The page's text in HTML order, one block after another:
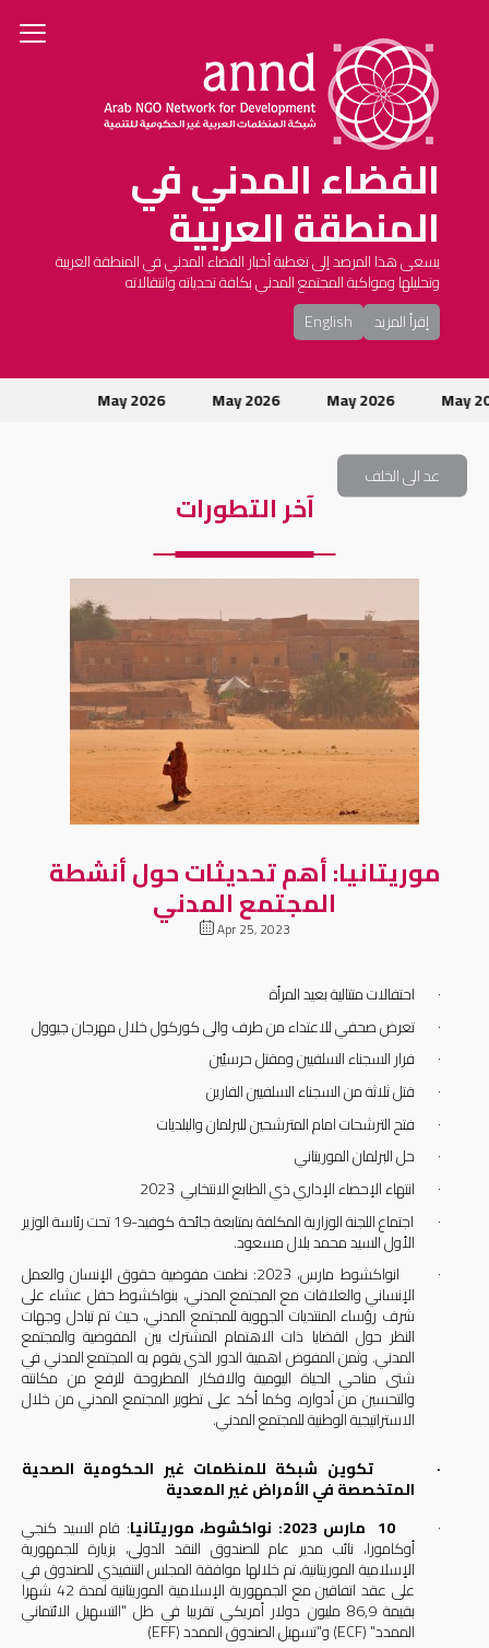
الفضاء المدني في
المنطقة العربية
يسعى هذا المرصد إلى تغطية أخبار الفضاء المدني في المنطقة العربية
وتحليلها ومواكبة المجتمع المدني بكافة تحدياته وانتقالاته
إقرأ المزيد
English
May 2026 May 2026 May 2026 May
آخر التطورات
عد الى الخلف
موريتانيا: أهم تحديثات حول أنشطة
المجتمع المدني
Apr 25, 2023
·
احتفالات متتالية بعيد المرأة
·
تعرض صحفي للاعتداء من طرف والى كوركول خلال مهرجان جيوول
·
فرار السجناء السلفيين ومقتل حرسيّين
·
قتل ثلاثة من السجناء السلفيين الفارين
·
فتح الترشحات امام المترشحين للبرلمان والبلديات
·
حل البرلمان الموريتاني
·
انتهاء الإحصاء الإداري ذي الطابع الانتخابي 2023
·
اجتماع اللجنة الوزارية المكلفة بمتابعة جائحة كوفيد-19 تحت رئاسة الوزير
الأول السيد محمد بلال مسعود.
·
انواكشوط مارس، 2023: نظمت مفوضية حقوق الإنسان والعمل
الإنساني والعلاقات مع المجتمع المدني، بنواكشوط حفل عشاء على
شرف رؤساء المنتديات الجهوية للمجتمع المدني، حيث تم تبادل وجهات
النظر حول القضايا ذات الاهتمام المشترك بين المفوضية والمجتمع
المدني. وثمن المفوض اهمية الدور الذي يقوم به المجتمع المدني في
شتى مناحي الحياة اليومية والافكار المطروحة للرفع من مكانته
والتحسين من أدواره، وكما أكد على تطوير المجتمع المدني من خلال
الاستراتيجية الوطنية للمجتمع المدني.
·
تكوين شبكة للمنظمات غير الحكومية الصحية
المتخصصة في الأمراض غير المعدية
·
10 مارس 2023: نواكشوط، موريتانيا: قام السيد كنجي
أوكامورا، نائب مدير عام للصندوق النقد الدولي، بزيارة للجمهورية
الإسلامية الموريتانية، تم خلالها موافقة المجلس التنفيذي للصندوق في
على عقد اتفاقين مع الجمهورية الإسلامية الموريتانية لمدة 42 شهرا
بقيمة 86,9 مليون دولار أمريكي تقريبا في ظل "التسهيل الائتماني
الممدد" (ECF) و"تسهيل الصندوق الممدد (EFF
)